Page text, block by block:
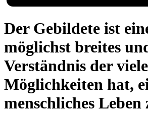
Der Gebildete ist
möglichst breites
Verständnis der
Möglichkeiten hat,
menschliches Leben